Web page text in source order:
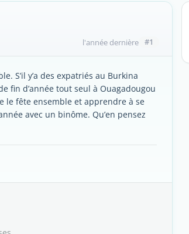
l'année dernière #1
S’il y’a des expatriés au Burkina
fin d’année tout seul à Ouagadougou
le fête ensemble et apprendre à se
avec un binôme. Qu’en pensez